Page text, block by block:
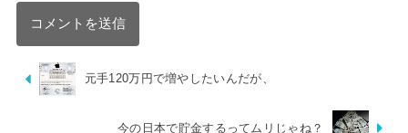
元手120万円で増やしたいんだが、
今の日本で貯金するってムリじゃね？